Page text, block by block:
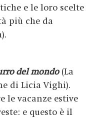
e le loro scelte
più che da
del mondo(La
di Licia Vighi).
le vacanze estive
e questo è il